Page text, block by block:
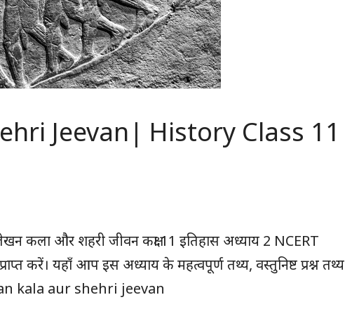
Jeevan| History Class 11
कला और शहरी जीवन कक्षा 11 इतिहास अध्याय 2 NCERT
करें। यहाँ आप इस अध्याय के महत्वपूर्ण तथ्य, वस्तुनिष्ट प्रश्न तथ्य
kala aur shehri jeevan